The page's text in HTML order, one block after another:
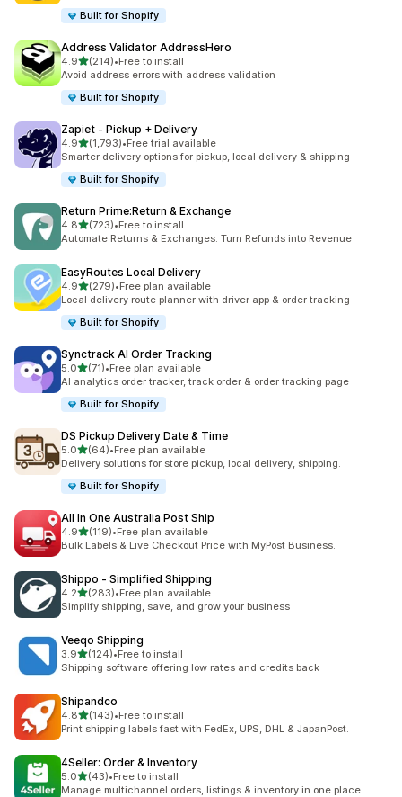
Built for Shopify
Address Validator AddressHero
4.9별 5개 중
(214)
총 리뷰 214개
•Free to install
Avoid address errors with address validation
Built for Shopify
Zapiet ‑ Pickup + Delivery
4.9별 5개 중
(1,793)
총 리뷰 1793개
•Free trial available
Smarter delivery options for pickup, local delivery & shipping
Built for Shopify
Return Prime:Return & Exchange
4.8별 5개 중
(723)
총 리뷰 723개
•Free to install
Automate Returns & Exchanges. Turn Refunds into Revenue
EasyRoutes Local Delivery
4.9별 5개 중
(279)
총 리뷰 279개
•Free plan available
Local delivery route planner with driver app & order tracking
Built for Shopify
Synctrack AI Order Tracking
5.0별 5개 중
(71)
총 리뷰 71개
•Free plan available
AI analytics order tracker, track order & order tracking page
Built for Shopify
DS Pickup Delivery Date & Time
5.0별 5개 중
(64)
총 리뷰 64개
•Free plan available
Delivery solutions for store pickup, local delivery, shipping.
Built for Shopify
All In One Australia Post Ship
4.9별 5개 중
(119)
총 리뷰 119개
•Free plan available
Bulk Labels & Live Checkout Price with MyPost Business.
Shippo ‑ Simplified Shipping
4.2별 5개 중
(283)
총 리뷰 283개
•Free plan available
Simplify shipping, save, and grow your business
Veeqo Shipping
3.9별 5개 중
(124)
총 리뷰 124개
•Free to install
Shipping software offering low rates and credits back
Shipandco
4.8별 5개 중
(143)
총 리뷰 143개
•Free to install
Print shipping labels fast with FedEx, UPS, DHL & JapanPost.
4Seller: Order & Inventory
5.0별 5개 중
(43)
총 리뷰 43개
•Free to install
Manage multichannel orders, listings & inventory in one place